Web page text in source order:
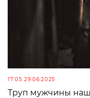
17:05 29.06.2025
Труп мужчины